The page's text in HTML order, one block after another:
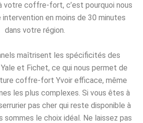
votre coffre-fort, c’est pourquoi nous
intervention en moins de 30 minutes
dans votre région.
maîtrisent les spécificités des
et Fichet, ce qui nous permet de
coffre-fort Yvoir efficace, même
les plus complexes. Si vous êtes à
pas cher qui reste disponible à
sommes le choix idéal. Ne laissez pas